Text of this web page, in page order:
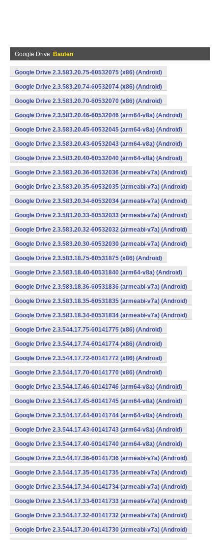
Google Drive Bauten
Google Drive 2.3.583.20.75-60532075 (x86) (Android)
Google Drive 2.3.583.20.74-60532074 (x86) (Android)
Google Drive 2.3.583.20.70-60532070 (x86) (Android)
Google Drive 2.3.583.20.46-60532046 (arm64-v8a) (Android)
Google Drive 2.3.583.20.45-60532045 (arm64-v8a) (Android)
Google Drive 2.3.583.20.43-60532043 (arm64-v8a) (Android)
Google Drive 2.3.583.20.40-60532040 (arm64-v8a) (Android)
Google Drive 2.3.583.20.36-60532036 (armeabi-v7a) (Android)
Google Drive 2.3.583.20.35-60532035 (armeabi-v7a) (Android)
Google Drive 2.3.583.20.34-60532034 (armeabi-v7a) (Android)
Google Drive 2.3.583.20.33-60532033 (armeabi-v7a) (Android)
Google Drive 2.3.583.20.32-60532032 (armeabi-v7a) (Android)
Google Drive 2.3.583.20.30-60532030 (armeabi-v7a) (Android)
Google Drive 2.3.583.18.75-60531875 (x86) (Android)
Google Drive 2.3.583.18.40-60531840 (arm64-v8a) (Android)
Google Drive 2.3.583.18.36-60531836 (armeabi-v7a) (Android)
Google Drive 2.3.583.18.35-60531835 (armeabi-v7a) (Android)
Google Drive 2.3.583.18.34-60531834 (armeabi-v7a) (Android)
Google Drive 2.3.544.17.75-60141775 (x86) (Android)
Google Drive 2.3.544.17.74-60141774 (x86) (Android)
Google Drive 2.3.544.17.72-60141772 (x86) (Android)
Google Drive 2.3.544.17.70-60141770 (x86) (Android)
Google Drive 2.3.544.17.46-60141746 (arm64-v8a) (Android)
Google Drive 2.3.544.17.45-60141745 (arm64-v8a) (Android)
Google Drive 2.3.544.17.44-60141744 (arm64-v8a) (Android)
Google Drive 2.3.544.17.43-60141743 (arm64-v8a) (Android)
Google Drive 2.3.544.17.40-60141740 (arm64-v8a) (Android)
Google Drive 2.3.544.17.36-60141736 (armeabi-v7a) (Android)
Google Drive 2.3.544.17.35-60141735 (armeabi-v7a) (Android)
Google Drive 2.3.544.17.34-60141734 (armeabi-v7a) (Android)
Google Drive 2.3.544.17.33-60141733 (armeabi-v7a) (Android)
Google Drive 2.3.544.17.32-60141732 (armeabi-v7a) (Android)
Google Drive 2.3.544.17.30-60141730 (armeabi-v7a) (Android)